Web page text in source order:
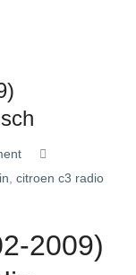
citroen c3 radio
2009)